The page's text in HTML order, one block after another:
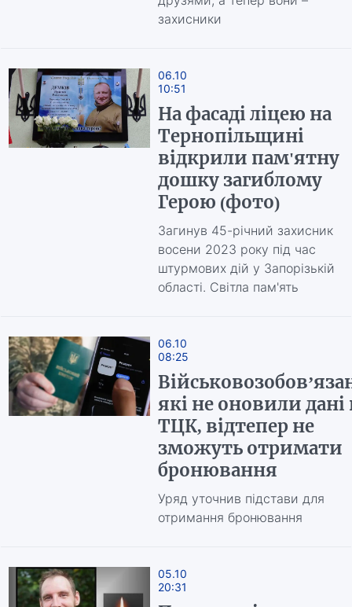
захисники
06.10
10:51
На фасаді ліцею на
Тернопільщині
відкрили пам'ятну
дошку загиблому
Герою (фото)
Загинув 45-річний захисник
восени 2023 року під час
штурмових дій у Запорізькій
області. Світла пам'ять
06.10
08:25
які не оновили дані
ТЦК, відтепер не
зможуть отримати
бронювання
Уряд уточнив підстави для
отримання бронювання
05.10
20:31